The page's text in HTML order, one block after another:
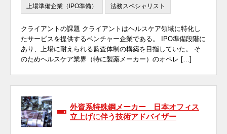
上場準備企業（IPO準備） 法務スペシャリスト
クライアントの課題 クライアントはヘルスケア領域に特化し
たサービスを提供するベンチャー企業である。 IPO準備段階に
あり、上場に耐えられる監査体制の構築を目指していた。 そ
のためヘルスケア業界（特に製薬メーカー）のオペレ […]
外資系特殊鋼メーカー 日本オフィス
立上げに伴う技術アドバイザー